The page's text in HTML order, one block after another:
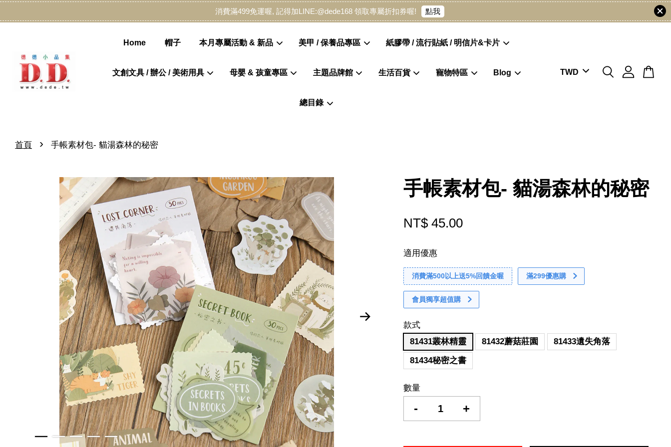
消費滿499免運喔, 記得加LINE:@dede168 領取專屬折扣券喔! 點我
Home 帽子 本月專屬活動 & 新品 美甲 / 保養品專區 紙膠帶 / 流行貼紙 / 明信片&卡片
文創文具 / 辦公 / 美術用具 母嬰 & 孩童專區 主題品牌館 生活百貨 寵物特區 Blog
總目錄
首頁 › 手帳素材包- 貓湯森林的秘密
手帳素材包- 貓湯森林的秘密
NT$ 45.00
適用優惠
消費滿500以上送5%回饋金喔 滿299優惠購
會員獨享超值購
款式
81431叢林精靈
81432蘑菇莊園
81433遺失角落
81434秘密之書
數量
- +